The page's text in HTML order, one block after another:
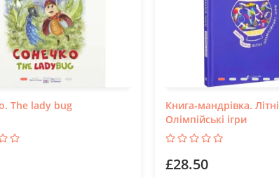
The lady bug
Книга-мандрівка. Літні
Олімпійські ігри
£28.50